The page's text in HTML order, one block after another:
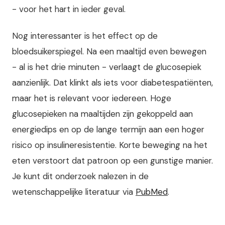
- voor het hart in ieder geval.
Nog interessanter is het effect op de
bloedsuikerspiegel. Na een maaltijd even bewegen
- al is het drie minuten - verlaagt de glucosepiek
aanzienlijk. Dat klinkt als iets voor diabetespatiënten,
maar het is relevant voor iedereen. Hoge
glucosepieken na maaltijden zijn gekoppeld aan
energiedips en op de lange termijn aan een hoger
risico op insulineresistentie. Korte beweging na het
eten verstoort dat patroon op een gunstige manier.
Je kunt dit onderzoek nalezen in de
wetenschappelijke literatuur via PubMed.